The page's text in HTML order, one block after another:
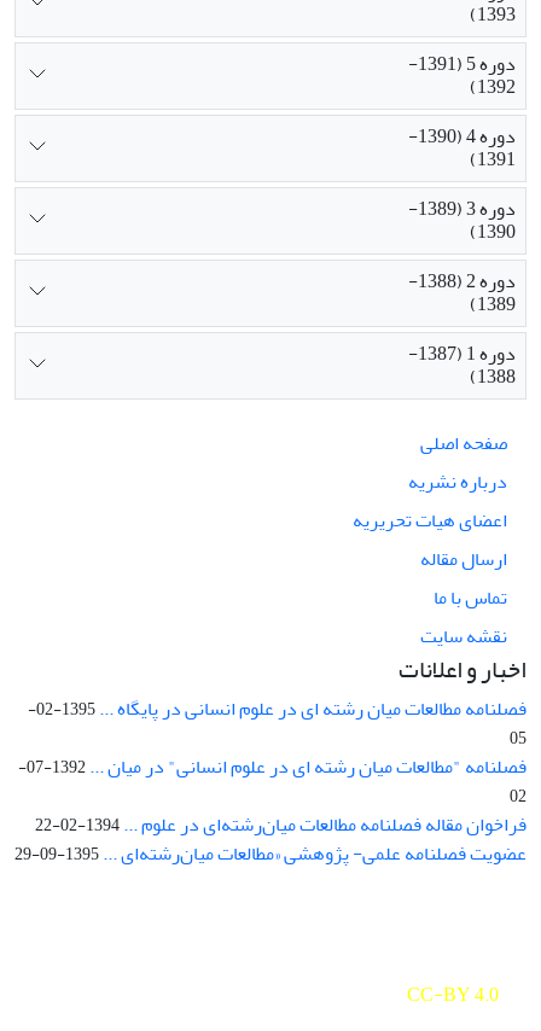
1393)
دوره 5 (1391-
1392)
دوره 4 (1390-
1391)
دوره 3 (1389-
1390)
دوره 2 (1388-
1389)
دوره 1 (1387-
1388)
صفحه اصلی
درباره نشریه
اعضای هیات تحریریه
ارسال مقاله
تماس با ما
نقشه سایت
اخبار و اعلانات
فصلنامه مطالعات میان رشته ای در علوم انسانی در پایگاه ...
1395-02-
05
فصلنامه "مطالعات میان رشته ای در علوم انسانی" در میان ...
1392-07-
02
فراخوان مقاله فصلنامه مطالعات میان‌رشته‌ای در علوم ...1394-02-22
عضویت فصلنامه علمی- پژوهشی «مطالعات میان‌رشته‌ای ...1395-09-29
CC-BY 4.0